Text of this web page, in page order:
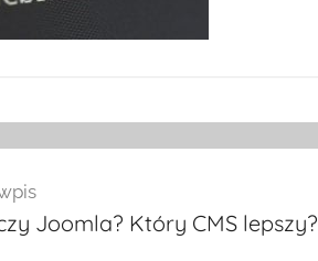
Joomla? Który CMS lepszy?